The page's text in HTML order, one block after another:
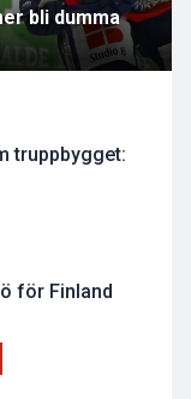
bli dumma
truppbygget:
för Finland